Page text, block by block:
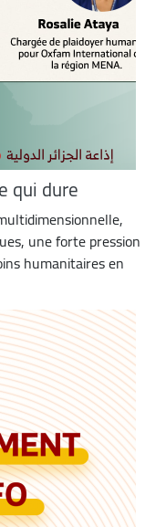
qui dure
une forte pression
humanitaires en